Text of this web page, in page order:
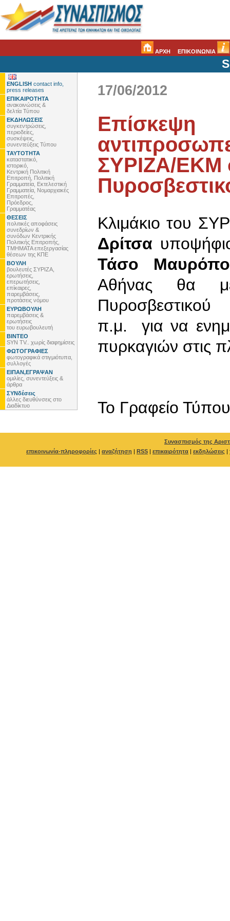
ΑΡΧΗ ΕΠΙΚΟΙΝΩΝΙΑ
ENGLISH contact info,
press releases
ΕΠΙΚΑΙΡΟΤΗΤΑ
ανακοινώσεις &
δελτία Τύπου
ΕΚΔΗΛΩΣΕΙΣ
συγκεντρώσεις,
περιοδείες,
συσκέψεις,
συνεντεύξεις Τύπου
ΤΑΥΤΟΤΗΤΑ
καταστατικό,
ιστορικό,
Κεντρική Πολιτική
Επιτροπή, Πολιτική
Γραμματεία, Εκτελεστική
Γραμματεία, Νομαρχιακές
Επιτροπές,
Πρόεδρος,
Γραμματέας
ΘΕΣΕΙΣ
πολιτικές αποφάσεις
συνεδρίων &
συνόδων Κεντρικής
Πολιτικής Επιτροπής,
ΤΜΗΜΑΤΑ επεξεργασίας
θέσεων της ΚΠΕ
ΒΟΥΛΗ
βουλευτές ΣΥΡΙΖΑ,
ερωτήσεις,
επερωτήσεις,
επίκαιρες,
παρεμβάσεις,
προτάσεις νόμου
ΕΥΡΩΒΟΥΛΗ
παρεμβάσεις &
ερωτήσεις
του ευρωβουλευτή
ΒΙΝΤΕΟ
SYN TV.. χωρίς διαφημίσεις
ΦΩΤΟΓΡΑΦΙΕΣ
φωτογραφικά στιγμιότυπα,
συλλογές
ΕΙΠΑΝ,ΕΓΡΑΨΑΝ
ομιλίες, συνεντεύξεις &
άρθρα
ΣΥΝδέσεις
άλλες διευθύνσεις στο
Διαδίκτυο
17/06/2012
Επίσκεψη
ΣΥΡΙΖΑ/ΕΚΜ
Κλιμάκιο του
Δρίτσα
Τάσο
Αθήνας θα
π.μ. για να
πυρκαγιών στις
To Γραφείο Τύπου
Συνασπισμός της
επικοινωνία-πληροφορίες | αναζήτηση | RSS | επικαιρότητα | εκδηλώσεις |